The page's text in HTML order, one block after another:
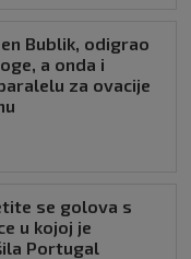
Bublik, odigrao
a onda i
za ovacije
se golova s
u kojoj je
Portugal